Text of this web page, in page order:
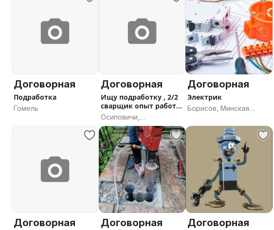
Договорная
Подработка
Гомель
Договорная
Ищу подработку , 2/2
сварщик опыт работ
трубопрово
Осиповичи,
Могилевская область
Договорная
Электрик
Борисов, Минская
Договорная Договорная Договорная